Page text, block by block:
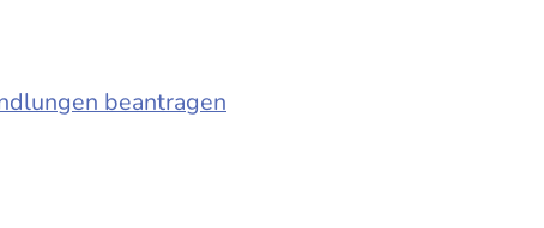
beantragen